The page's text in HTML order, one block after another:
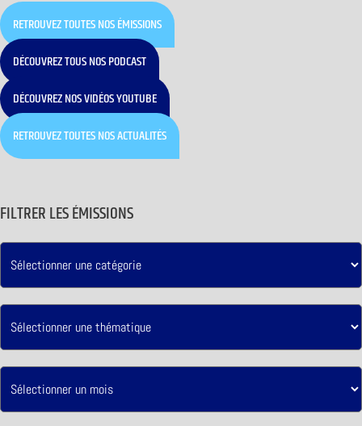
RETROUVEZ TOUTES NOS ÉMISSIONS
DÉCOUVREZ TOUS NOS PODCAST
DÉCOUVREZ NOS VIDÉOS YOUTUBE
RETROUVEZ TOUTES NOS ACTUALITÉS
FILTRER LES ÉMISSIONS